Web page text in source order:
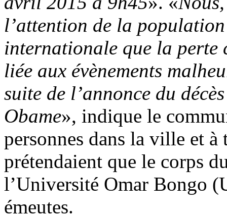
l’attention de la
internationale que la perte
liée aux évènements
suite de l’annonce du
Obame», indique le
personnes dans la ville et à
prétendaient que le corps
l’Université Omar Bongo
émeutes.